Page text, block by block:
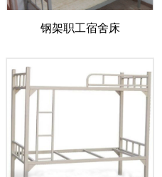
钢架职工宿舍床